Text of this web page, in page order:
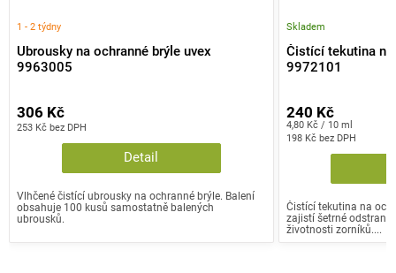
Ubrousky na ochranné brýle uvex
9963005
1 - 2 týdny
253 Kč bez DPH
306 Kč
Detail
Vlhčené čistící ubrousky na ochranné brýle. Balení
obsahuje 100 kusů samostatně balených
ubrousků.
Čistící tekutina na
9972101
Skladem
198 Kč bez DPH
240 Kč
Měrná
cena:
4,80 Kč / 10 ml
Čistící tekutina na
zajistí šetrné
životnosti zorníků....